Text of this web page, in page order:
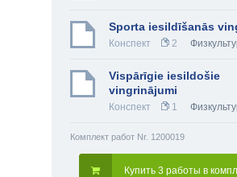
Sporta iesildīšanās
Конспект 2
Vispārīgie iesildošie
vingrinājumi
Конспект 1
Комплект работ Nr. 1200019
Купить 3 работы в